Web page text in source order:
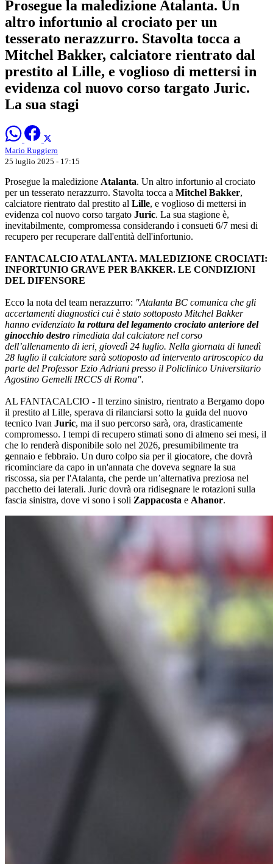
Prosegue la maledizione Atalanta. Un
altro infortunio al crociato per un
tesserato nerazzurro. Stavolta tocca a
Mitchel Bakker, calciatore rientrato dal
prestito al Lille, e voglioso di mettersi in
evidenza col nuovo corso targato Juric.
La sua stagi
Mario Ruggiero
25 luglio 2025 - 17:15
Prosegue la maledizione Atalanta. Un altro infortunio al crociato
per un tesserato nerazzurro. Stavolta tocca a Mitchel Bakker,
calciatore rientrato dal prestito al Lille, e voglioso di mettersi in
evidenza col nuovo corso targato Juric. La sua stagione è,
inevitabilmente, compromessa considerando i consueti 6/7 mesi di
recupero per recuperare dall'entità dell'infortunio.
FANTACALCIO ATALANTA. MALEDIZIONE CROCIATI:
INFORTUNIO GRAVE PER BAKKER. LE CONDIZIONI
DEL DIFENSORE
Ecco la nota del team nerazzurro: "Atalanta BC comunica che gli
accertamenti diagnostici cui è stato sottoposto Mitchel Bakker
hanno evidenziato la rottura del legamento crociato anteriore del
ginocchio destro rimediata dal calciatore nel corso
dell’allenamento di ieri, giovedì 24 luglio. Nella giornata di lunedì
28 luglio il calciatore sarà sottoposto ad intervento artroscopico da
parte del Professor Ezio Adriani presso il Policlinico Universitario
Agostino Gemelli IRCCS di Roma".
AL FANTACALCIO - Il terzino sinistro, rientrato a Bergamo dopo
il prestito al Lille, sperava di rilanciarsi sotto la guida del nuovo
tecnico Ivan Juric, ma il suo percorso sarà, ora, drasticamente
compromesso. I tempi di recupero stimati sono di almeno sei mesi, il
che lo renderà disponibile solo nel 2026, presumibilmente tra
gennaio e febbraio. Un duro colpo sia per il giocatore, che dovrà
ricominciare da capo in un'annata che doveva segnare la sua
riscossa, sia per l'Atalanta, che perde un’alternativa preziosa nel
pacchetto dei laterali. Juric dovrà ora ridisegnare le rotazioni sulla
fascia sinistra, dove vi sono i soli Zappacosta e Ahanor.